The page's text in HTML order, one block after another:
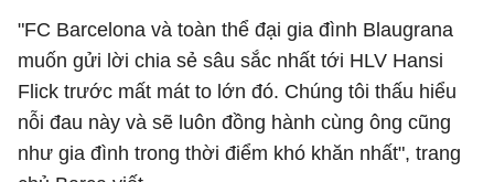
"FC Barcelona và toàn thể đại gia đình Blaugrana
muốn gửi lời chia sẻ sâu sắc nhất tới HLV Hansi
Flick trước mất mát to lớn đó. Chúng tôi thấu hiểu
nỗi đau này và sẽ luôn đồng hành cùng ông cũng
như gia đình trong thời điểm khó khăn nhất", trang